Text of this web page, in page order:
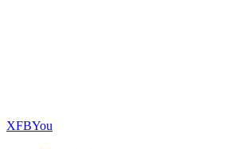
ХFBYou